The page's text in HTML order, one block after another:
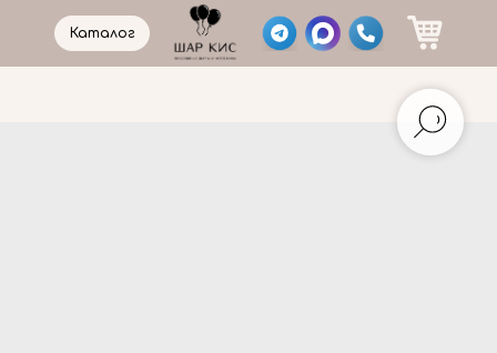
Каталог